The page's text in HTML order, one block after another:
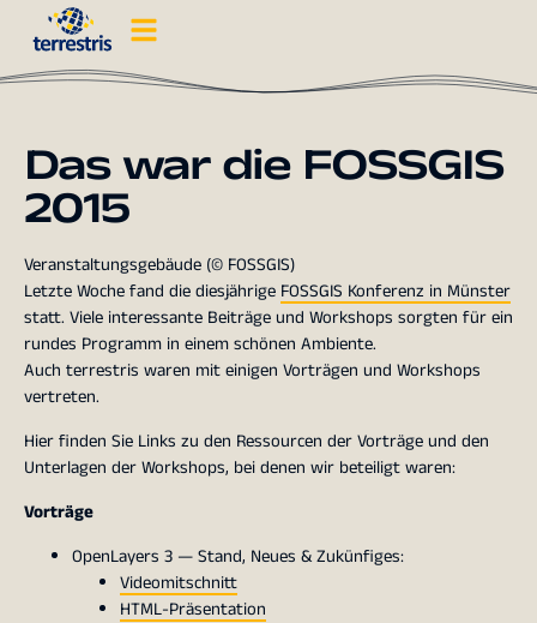
Das war die FOSSGIS
2015
Veranstaltungsgebäude (© FOSSGIS)
Letzte Woche fand die diesjährige FOSSGIS Konferenz in Münster
statt. Viele interessante Beiträge und Workshops sorgten für ein
rundes Programm in einem schönen Ambiente.
Auch terrestris waren mit einigen Vorträgen und Workshops
vertreten.
Hier finden Sie Links zu den Ressourcen der Vorträge und den
Unterlagen der Workshops, bei denen wir beteiligt waren:
Vorträge
OpenLayers 3 — Stand, Neues & Zukünfiges:
Videomitschnitt
HTML-Präsentation